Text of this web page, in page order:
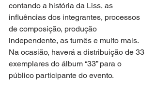
contando a história da Liss, as
influências dos integrantes, processos
de composição, produção
independente, as turnês e muito mais.
Na ocasião, haverá a distribuição de 33
exemplares do álbum “33” para o
público participante do evento.